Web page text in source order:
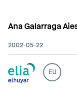
Ana Galarraga
2002-05-22
EU